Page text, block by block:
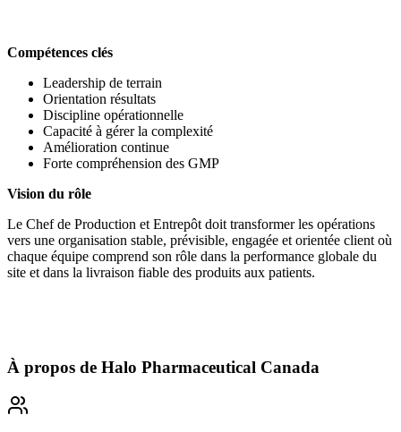
Compétences clés
Leadership de terrain
Orientation résultats
Discipline opérationnelle
Capacité à gérer la complexité
Amélioration continue
Forte compréhension des GMP
Vision du rôle
Le Chef de Production et Entrepôt doit transformer les opérations
vers une organisation stable, prévisible, engagée et orientée client où
chaque équipe comprend son rôle dans la performance globale du
site et dans la livraison fiable des produits aux patients.
À propos de Halo Pharmaceutical Canada